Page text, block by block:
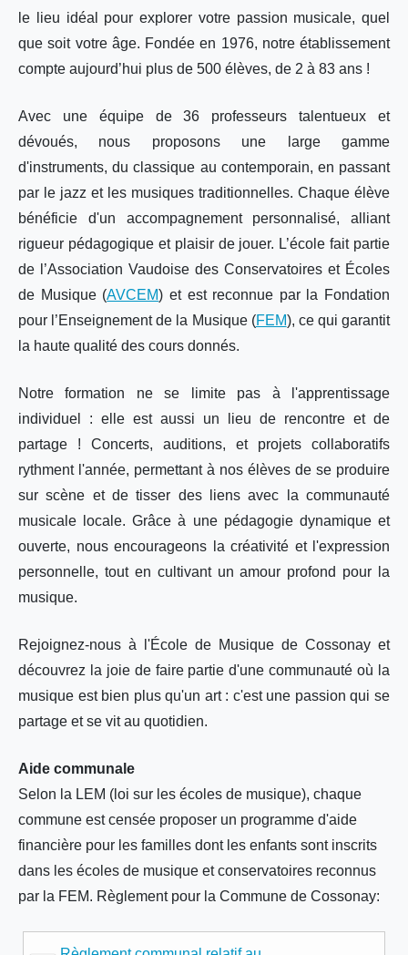
le lieu idéal pour explorer votre passion musicale, quel
que soit votre âge. Fondée en 1976, notre établissement
compte aujourd’hui plus de 500 élèves, de 2 à 83 ans !
Avec une équipe de 36 professeurs talentueux et
dévoués, nous proposons une large gamme
d'instruments, du classique au contemporain, en passant
par le jazz et les musiques traditionnelles. Chaque élève
bénéficie d'un accompagnement personnalisé, alliant
rigueur pédagogique et plaisir de jouer. L’école fait partie
de l’Association Vaudoise des Conservatoires et Écoles
de Musique (AVCEM) et est reconnue par la Fondation
pour l’Enseignement de la Musique (FEM), ce qui garantit
la haute qualité des cours donnés.
Notre formation ne se limite pas à l'apprentissage
individuel : elle est aussi un lieu de rencontre et de
partage ! Concerts, auditions, et projets collaboratifs
rythment l'année, permettant à nos élèves de se produire
sur scène et de tisser des liens avec la communauté
musicale locale. Grâce à une pédagogie dynamique et
ouverte, nous encourageons la créativité et l'expression
personnelle, tout en cultivant un amour profond pour la
musique.
Rejoignez-nous à l'École de Musique de Cossonay et
découvrez la joie de faire partie d'une communauté où la
musique est bien plus qu'un art : c'est une passion qui se
partage et se vit au quotidien.
Aide communale
Selon la LEM (loi sur les écoles de musique), chaque
commune est censée proposer un programme d'aide
financière pour les familles dont les enfants sont inscrits
dans les écoles de musique et conservatoires reconnus
par la FEM. Règlement pour la Commune de Cossonay: